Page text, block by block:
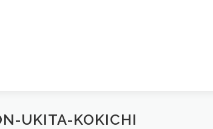
UKITA-KOKICHI